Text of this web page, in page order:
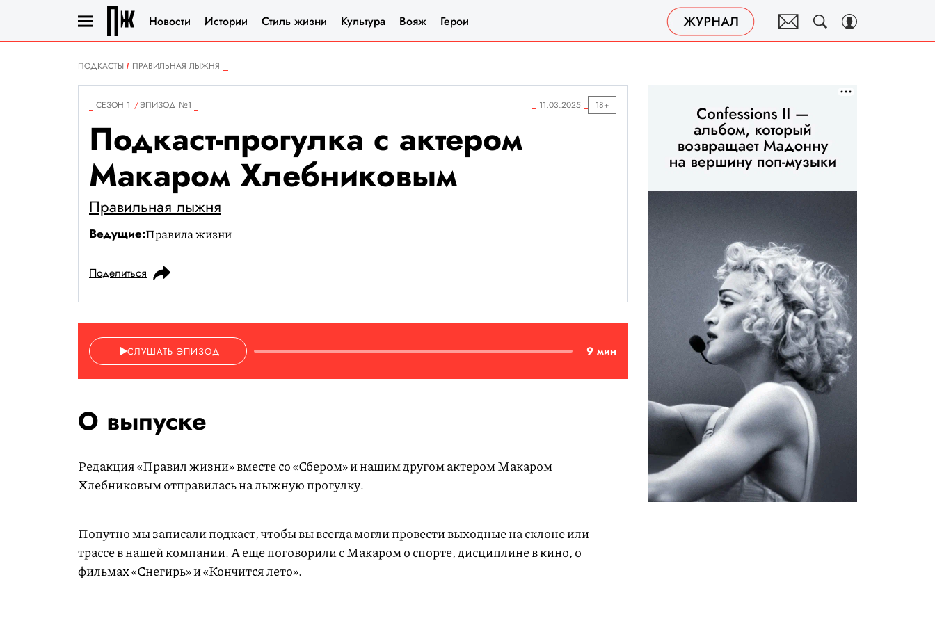
Новости Истории Стиль жизни Культура Вояж Герои
ПОДКАСТЫ ПРАВИЛЬНАЯ ЛЫЖНЯ
СЕЗОН 1 ЭПИЗОД №1 11.03.2025 18+
Подкаст-прогулка с актером
Макаром Хлебниковым
Правильная лыжня
Ведущие:Правила жизни
Поделиться
СЛУШАТЬ ЭПИЗОД 9 мин
О выпуске
Редакция «Правил жизни» вместе со «Сбером» и нашим другом актером Макаром
Хлебниковым отправилась на лыжную прогулку.
Попутно мы записали подкаст, чтобы вы всегда могли провести выходные на склоне или
трассе в нашей компании. А еще поговорили с Макаром о спорте, дисциплине в кино, о
фильмах «Снегирь» и «Кончится лето».